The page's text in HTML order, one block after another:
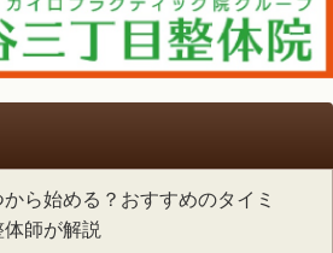
ら始める？おすすめのタイミ
師が解説